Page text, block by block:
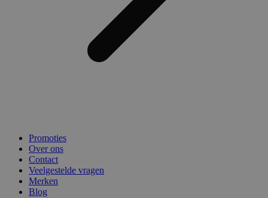
Promoties
Over ons
Contact
Veelgestelde vragen
Merken
Blog